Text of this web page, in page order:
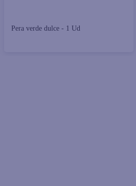
Pera verde dulce - 1 Ud